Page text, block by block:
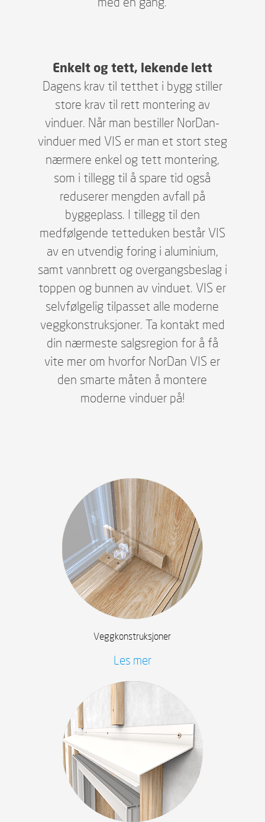
Enkelt og tett, lekende lett
Dagens krav til tetthet i bygg stiller
store krav til rett montering av
vinduer. Når man bestiller NorDan-
vinduer med VIS er man et stort steg
nærmere enkel og tett montering,
som i tillegg til å spare tid også
reduserer mengden avfall på
byggeplass. I tillegg til den
medfølgende tetteduken består VIS
av en utvendig foring i aluminium,
samt vannbrett og overgangsbeslag i
toppen og bunnen av vinduet. VIS er
selvfølgelig tilpasset alle moderne
veggkonstruksjoner. Ta kontakt med
din nærmeste salgsregion for å få
vite mer om hvorfor NorDan VIS er
den smarte måten å montere
moderne vinduer på!
Veggkonstruksjoner
Les mer